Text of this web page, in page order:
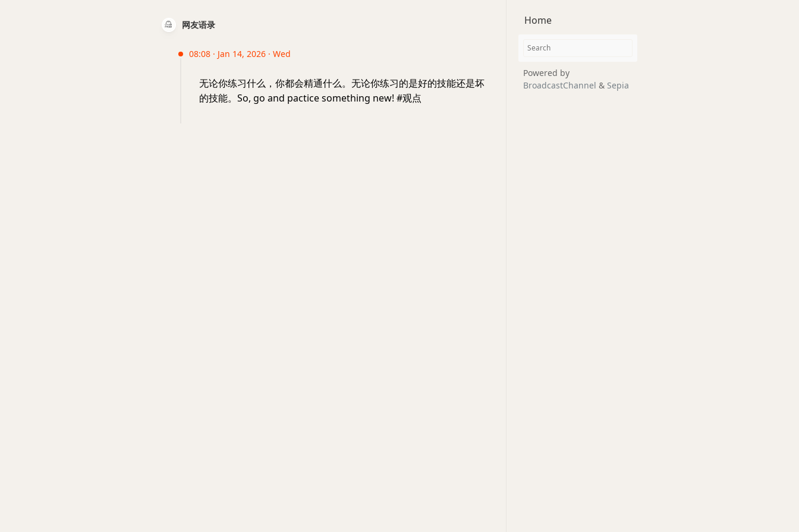
网友语录
08:08 · Jan 14, 2026 · Wed
无论你练习什么，你都会精通什么。无论你练习的是好的技能还是坏
的技能。So, go and pactice something new! #观点
Home
Powered by
BroadcastChannel & Sepia